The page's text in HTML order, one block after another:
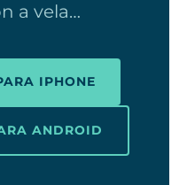
a vela…
IPHONE
ANDROID